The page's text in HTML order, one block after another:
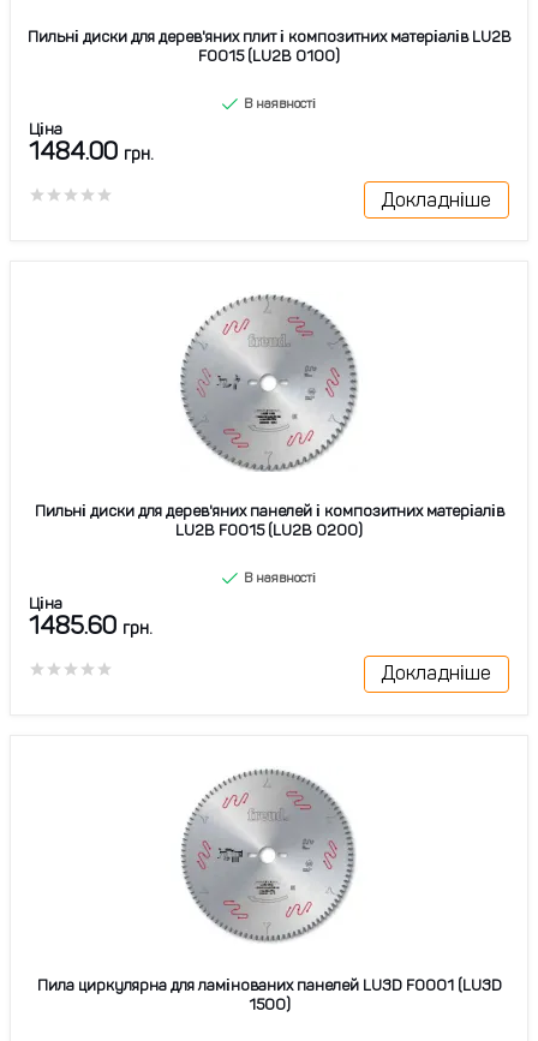
Пильні диски для дерев'яних плит і композитних матеріалів LU2B
F0015 (LU2B 0100)
В наявності
Ціна
1484.00 грн.
Докладніше
Пильні диски для дерев'яних панелей і композитних матеріалів
LU2B F0015 (LU2B 0200)
В наявності
Ціна
1485.60 грн.
Докладніше
Пила циркулярна для ламінованих панелей LU3D F0001 (LU3D
1500)